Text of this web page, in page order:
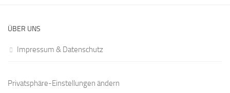
ÜBER UNS
Impressum & Datenschutz
Privatsphäre-Einstellungen ändern